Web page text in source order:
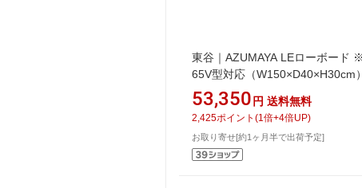
東谷｜AZUMAYA LEローボード
65V型対応（W150×D40×H30cm）
LE-455WAL ブラウン【キャンセ
返品不可】
53,350 円 送料無料
2,425ポイント (1 倍+4倍UP)
お取り寄せ[約1ヶ月半で出荷予定]